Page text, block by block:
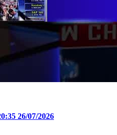
26/07/2026